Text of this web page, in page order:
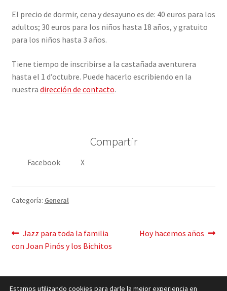
El precio de dormir, cena y desayuno es de: 40 euros para los
adultos; 30 euros para los niños hasta 18 años, y gratuito
para los niños hasta 3 años.
Tiene tiempo de inscribirse a la castañada aventurera
hasta el 1 d’octubre. Puede hacerlo escribiendo en la
nuestra dirección de contacto.
Compartir
Facebook X
Categoría: General
Mensaje
de
navegación
Publicación
anterior:
Jazz para toda la familia
con Joan Pinós y los Bichitos
Siguiente
Hoy hacemos años
Estamos utilizando cookies para darle la mejor experiencia en